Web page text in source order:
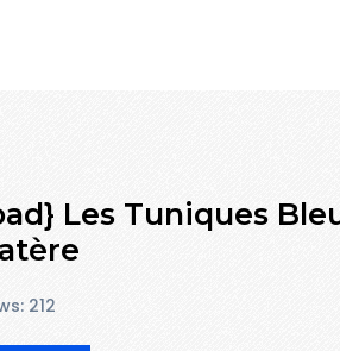
Les Tuniques
212